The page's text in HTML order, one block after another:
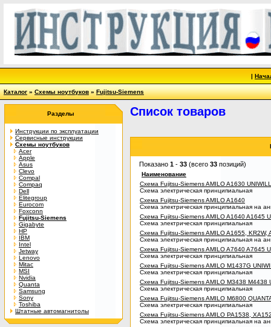
|
Каталог»Схемы ноутбуков»Fujitsu-Siemens
Разделы
Инструкции по эксплуатации
Сервисные инструкции
Схемы ноутбуков
Acer
Apple
Asus
Clevo
Compal
Compaq
Dell
Elitegroup
Eurocom
Foxconn
Fujitsu-Siemens
Gigabyte
HP
IBM
Intel
Jetway
Lenovo
Mitac
MSI
Nvidia
Quanta
Samsung
Sony
Toshiba
Штатные автомагнитолы
Список товаров
Показано 1 - 33 (всего 33 позиций)
Наименование
Схема Fujitsu-Siemens AMILO A1630
Схема электрическая принципиальная
Схема Fujitsu-Siemens AMILO A1640
Схема электрическая принципиальная на
Схема Fujitsu-Siemens AMILO A1640 A1645
Схема электрическая принципиальная
Схема Fujitsu-Siemens AMILO A1655, KR2W,
Схема электрическая принципиальная на
Схема Fujitsu-Siemens AMILO A7640 A7645
Схема электрическая принципиальная
Схема Fujitsu-Siemens AMILO M1437G
Схема электрическая принципиальная
Схема Fujitsu-Siemens AMILO M3438 M4438
Схема электрическая принципиальная
Схема Fujitsu-Siemens AMILO M6800
Схема электрическая принципиальная
Схема Fujitsu-Siemens AMILO PA1538,
Схема электрическая принципиальная на